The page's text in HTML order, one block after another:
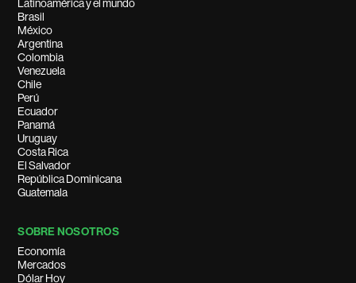
Latinoamérica y el mundo
Brasil
México
Argentina
Colombia
Venezuela
Chile
Perú
Ecuador
Panamá
Uruguay
Costa Rica
El Salvador
República Dominicana
Guatemala
SOBRE NOSOTROS
Economía
Mercados
Dólar Hoy